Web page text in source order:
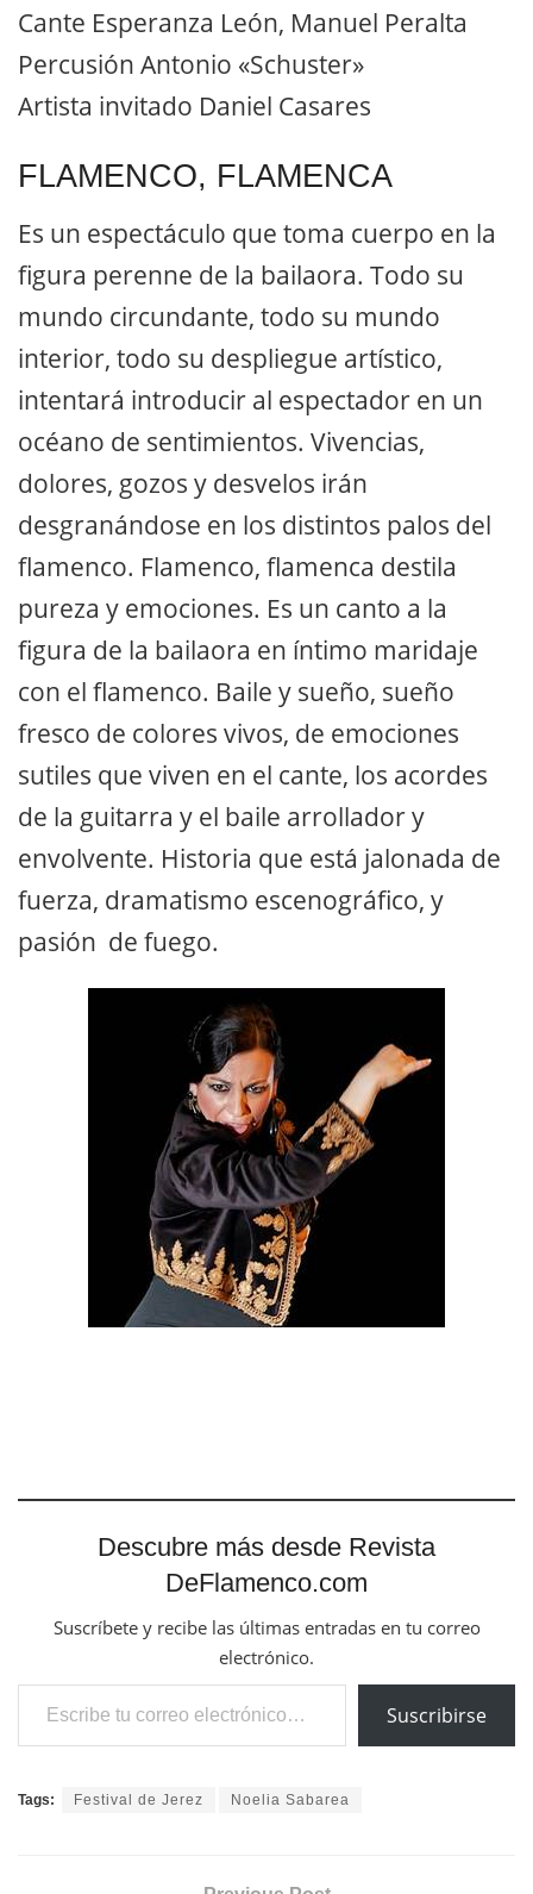
Cante Esperanza León, Manuel Peralta
Percusión Antonio «Schuster»
Artista invitado Daniel Casares
FLAMENCO, FLAMENCA
Es un espectáculo que toma cuerpo en la
figura perenne de la bailaora. Todo su
mundo circundante, todo su mundo
interior, todo su despliegue artístico,
intentará introducir al espectador en un
océano de sentimientos. Vivencias,
dolores, gozos y desvelos irán
desgranándose en los distintos palos del
flamenco. Flamenco, flamenca destila
pureza y emociones. Es un canto a la
figura de la bailaora en íntimo maridaje
con el flamenco. Baile y sueño, sueño
fresco de colores vivos, de emociones
sutiles que viven en el cante, los acordes
de la guitarra y el baile arrollador y
envolvente. Historia que está jalonada de
fuerza, dramatismo escenográfico, y
pasión de fuego.
Descubre más desde Revista
DeFlamenco.com
Suscríbete y recibe las últimas entradas en tu correo
electrónico.
Escribe tu correo electrónico…
Suscribirse
Tags: Festival de Jerez Noelia Sabarea